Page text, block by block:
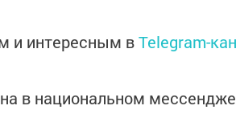
и интересным вTelegram-
в национальном